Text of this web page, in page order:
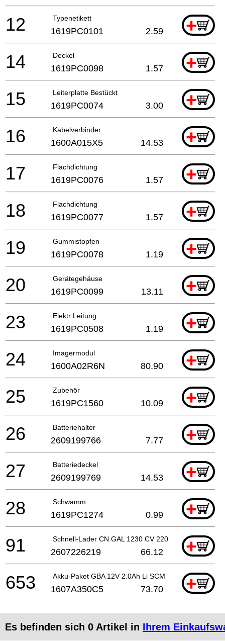
Typenetikett +
12 1619PC0101 2.59
Deckel +
14 1619PC0098 1.57
Leiterplatte Bestückt +
15 1619PC0074 3.00
Kabelverbinder +
16 1600A015X5 14.53
Flachdichtung +
17 1619PC0076 1.57
Flachdichtung +
18 1619PC0077 1.57
Gummistopfen +
19 1619PC0078 1.19
Gerätegehäuse +
20 1619PC0099 13.11
Elektr Leitung +
23 1619PC0508 1.19
Imagermodul +
24 1600A02R6N 80.90
Zubehör +
25 1619PC1560 10.09
Batteriehalter +
26 2609199766 7.77
Batteriedeckel +
27 2609199769 14.53
Schwamm +
28 1619PC1274 0.99
Schnell-Lader CN GAL 1230 CV 220/12 V+
91 2607226219 66.12
Akku-Paket GBA 12V 2.0Ah Li SCM +
653 1607A350C5 73.70
Es befinden sich 0 Artikel in Ihrem